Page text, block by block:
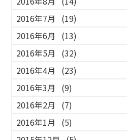
2016年7月
(19)
2016年6月
(13)
2016年5月
(32)
2016年4月
(23)
2016年3月
(9)
2016年2月
(7)
2016年1月
(5)